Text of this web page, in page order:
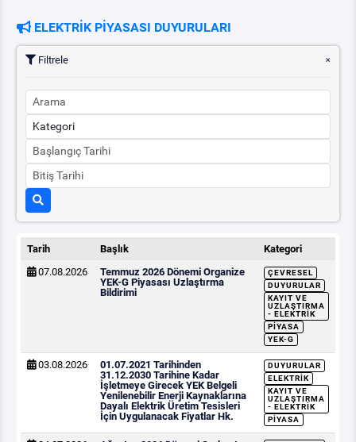
ELEKTRİK PİYASASI DUYURULARI
Filtrele
Tarih Başlık
Kategori
07.08.2026
Temmuz 2026 Dönemi Organize
YEK-G Piyasası Uzlaştırma
Bildirimi
ÇEVRESEL
DUYURULAR
KAYIT VE
UZLAŞTIRMA
- ELEKTRIK
PIYASA
YEK-G
03.08.2026
01.07.2021 Tarihinden
31.12.2030 Tarihine Kadar
İşletmeye Girecek YEK Belgeli
Yenilenebilir Enerji Kaynaklarına
Dayalı Elektrik Üretim Tesisleri
İçin Uygulanacak Fiyatlar Hk.
DUYURULAR
ELEKTRIK
KAYIT VE
UZLAŞTIRMA
- ELEKTRIK
PIYASA